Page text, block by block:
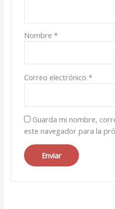
Nombre *
Correo electrónico *
Guarda mi nombre,
este navegador para la